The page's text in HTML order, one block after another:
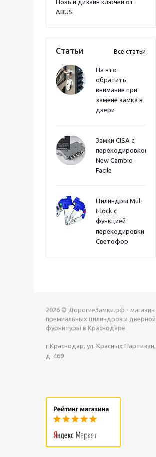
Новый дизайн ключей от
ABUS
Статьи Все статьи
На что
обратить
внимание при
замене замка в
двери
Замки CISA с
перекодировкой
New Cambio
Facile
Цилиндры Mul-
t-lock с
функцией
перекодировки
Светофор
2026 © ДорогиеЗамки.рф - магазин
премиальных цилиндров и дверной
фурнитуры в Краснодаре
г.Краснодар, ул. Красных Партизан,
д. 469